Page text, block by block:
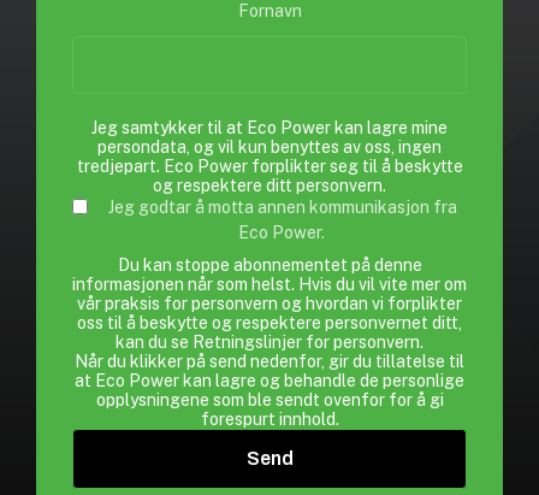
Fornavn
Jeg samtykker til at Eco Power kan lagre mine
persondata, og vil kun benyttes av oss, ingen
tredjepart. Eco Power forplikter seg til å beskytte
og respektere ditt personvern.
Jeg godtar å motta annen kommunikasjon fra
Eco Power.
Du kan stoppe abonnementet på denne
informasjonen når som helst. Hvis du vil vite mer om
vår praksis for personvern og hvordan vi forplikter
oss til å beskytte og respektere personvernet ditt,
kan du se Retningslinjer for personvern.
Når du klikker på send nedenfor, gir du tillatelse til
at Eco Power kan lagre og behandle de personlige
opplysningene som ble sendt ovenfor for å gi
forespurt innhold.